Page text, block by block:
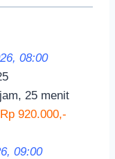
08:00
25 menit
920.000,-
09:00